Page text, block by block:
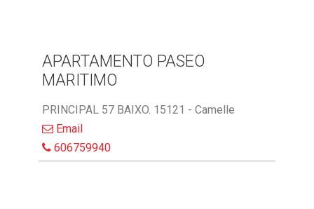
APARTAMENTO PASEO
MARITIMO
PRINCIPAL 57 BAIXO. 15121 - Camelle
Email
606759940